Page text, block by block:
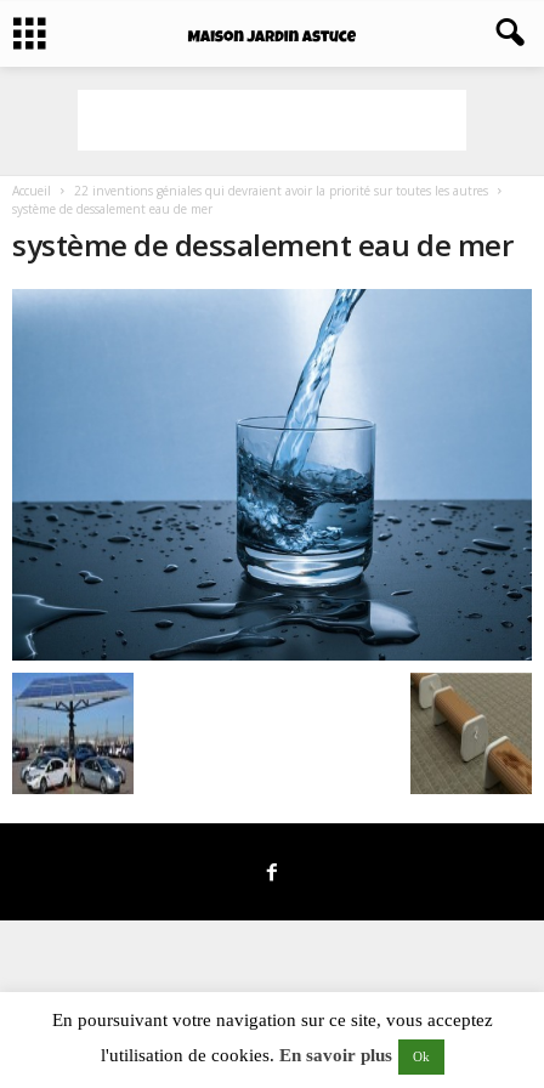
Accueil
22 inventions géniales qui devraient avoir la priorité sur toutes les autres
système de dessalement eau de mer
système de dessalement eau de mer
En poursuivant votre navigation sur ce site, vous acceptez
l'utilisation de cookies. En savoir plus Ok